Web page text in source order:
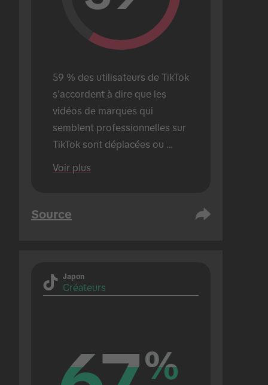
59 % des utilisateurs de TikTok
s'accordent à dire que les
vidéos de marques qui
semblent professionnelles sur
TikTok sont déplacées ou
Voir plus
Source
Japon
Créateurs
%
%